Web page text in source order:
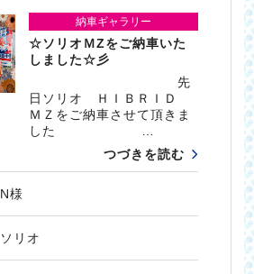
納車ギャラリー
☆ソリオＭZをご納車いた
しました☆彡
先
日ソリオ ＨＩＢＲＩＤ
ＭＺをご納車させて頂きま
した …
つづきを読む
N様
ソリオ